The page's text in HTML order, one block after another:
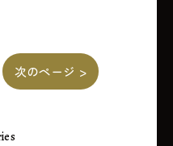
次のページ >